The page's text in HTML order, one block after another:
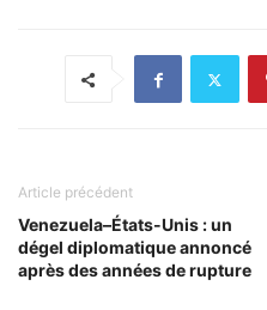
Article précédent
Venezuela–États-Unis : un
dégel diplomatique annoncé
après des années de rupture